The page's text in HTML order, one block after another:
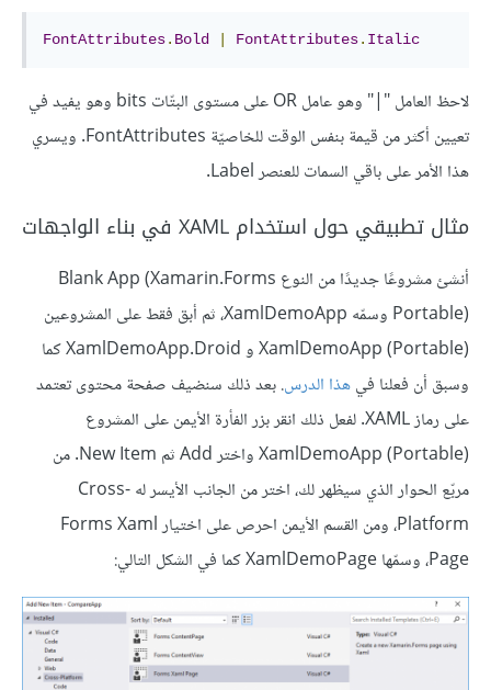
FontAttributes. Bold FontAttributes. Italic
لاحظ العامل "|" وهو عامل OR على مستوى البتّات bits وهو يفيد في
تعيين أكثر من قيمة بنفس الوقت للخاصيّة FontAttributes. ويسري
هذا الأمر على باقي السمات للعنصر Label.
مثال تطبيقي حول استخدام XAML في بناء الواجهات
أنشئ مشروعًا جديدًا من النوع Blank App (Xamarin.Forms
Portable) وسمّه XamlDemoApp، ثم أبق فقط على المشروعين
XamlDemoApp (Portable) و XamlDemoApp.Droid كما
وسبق أن فعلنا فيهذا الدرس. بعد ذلك سنضيف صفحة محتوى تعتمد
على رماز XAML. لفعل ذلك انقر بزر الفأرة الأيمن على المشروع
XamlDemoApp (Portable) واختر Add ثم New Item. من
مربّع الحوار الذي سيظهر لك، اختر من الجانب الأيسر له Cross-
Platform، ومن القسم الأيمن احرص على اختيار Forms Xaml
Page، وسمّها XamlDemoPage كما في الشكل التالي: